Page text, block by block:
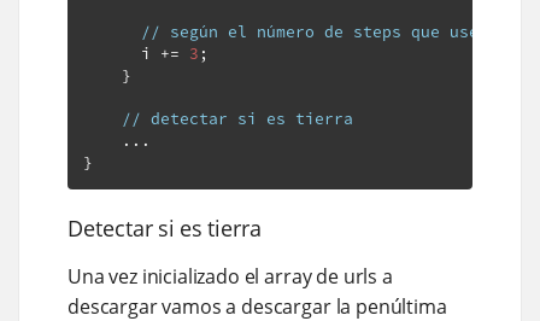
// según el número de steps que usemos
      i
+= 3 ;
}
// detectar si es tierra
...
}
Detectar si es tierra
Una vez inicializado el array de urls a
descargar vamos a descargar la penúltima